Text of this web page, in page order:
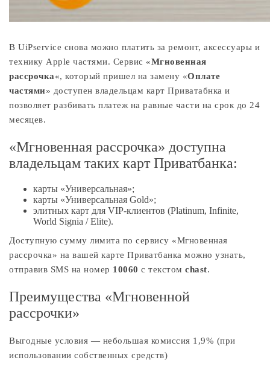
В UiPservice снова можно платить за ремонт, аксессуары и
технику Apple частями. Сервис «Мгновенная
рассрочка«, который пришел на замену «Оплате
частями» доступен владельцам карт Приватабнка и
позволяет разбивать платеж на равные части на срок до 24
месяцев.
«Мгновенная рассрочка» доступна
владельцам таких карт Приватбанка:
карты «Универсальная»;
карты «Универсальная Gold»;
элитных карт для VIP-клиентов (Platinum, Infinite,
World Signia / Elite).
Доступную сумму лимита по сервису «Мгновенная
рассрочка» на вашей карте Приватбанка можно узнать,
отправив SMS на номер 10060 с текстом chast.
Преимущества «Мгновенной
рассрочки»
Выгодные условия — небольшая комиссия 1,9% (при
использовании собственных средств)